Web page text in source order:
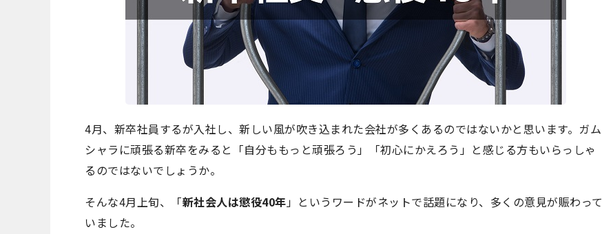
4月、新卒社員するが入社し、新しい風が吹き込まれた会社が多くあるのではないかと思います。ガム
シャラに頑張る新卒をみると「自分ももっと頑張ろう」「初心にかえろう」と感じる方もいらっしゃ
るのではないでしょうか。
そんな4月上旬、「新社会人は懲役40年」というワードがネットで話題になり、多くの意見が賑わって
いました。